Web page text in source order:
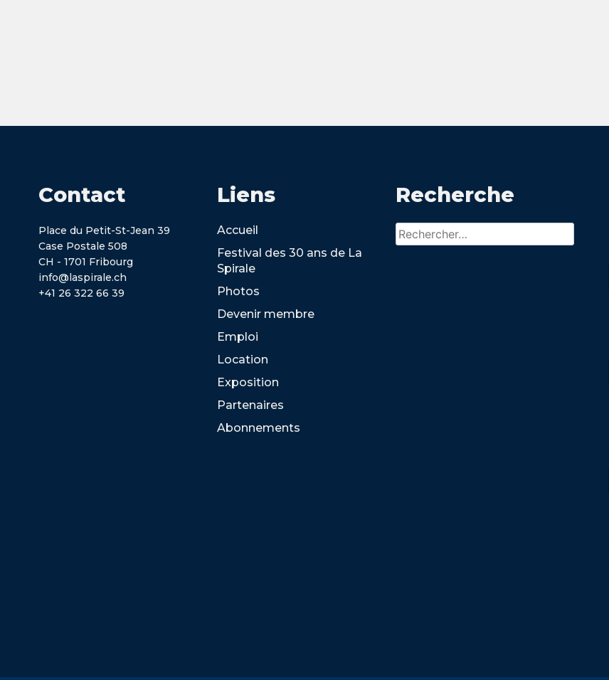
Contact
Place du Petit-St-Jean 39
Case Postale 508
CH - 1701 Fribourg
info@laspirale.ch
+41 26 322 66 39
Liens
Accueil
Festival des 30 ans de La
Spirale
Photos
Devenir membre
Emploi
Location
Exposition
Partenaires
Abonnements
Recherche
Rechercher :